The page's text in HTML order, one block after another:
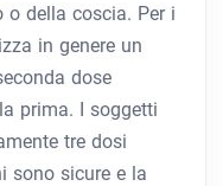
o della coscia. Per i
in genere un
dose
prima. I soggetti
tre dosi
sono sicure e la